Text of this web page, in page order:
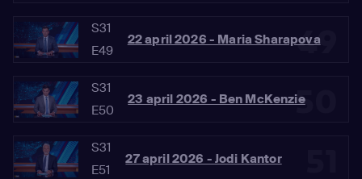
49
S31
E49
22 april 2026 - Maria Sharapova
50
S31
E50
23 april 2026 - Ben McKenzie
S31
E51
27 april 2026 - Jodi Kantor